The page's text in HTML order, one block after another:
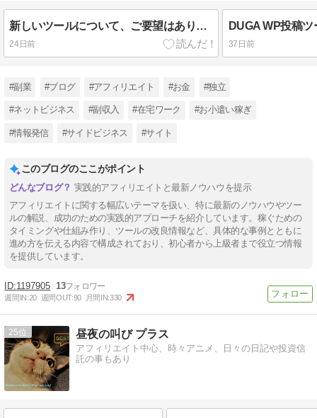
新しいツールについて、ご要望はありませんか？
24日前 37日前
#副業 #ブログ #アフィリエイト #お金 #独立
#ネットビジネス #副収入 #在宅ワーク #お小遣い稼ぎ
#情報発信 #サイドビジネス #サイト
このブログのここがポイント
実践的アフィリエイトと最新ノウハウを提示
アフィリエイトに関する幅広いテーマを扱い、特に最新のノウハウやツー
ルの解説、成功のための実践的アプローチを紹介しています。稼ぐための
タイミングや仕組み作り、ツールの改良情報など、具体的な事例とともに
進め方を伝える内容で構成されており、初心者から上級者まで役立つ情報
を提供しています。
1197905 13
週間IN:20 週間OUT:90 月間IN:330
25 昼夜の叫び プラス
アフィリエイト中心、時々アニメ、日々の日記や投資信
託の事もあり